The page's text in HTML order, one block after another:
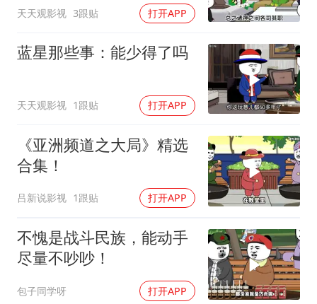
消费新图景｜多举措提升消费体验 释放夏日经济活力
奋进开新局 实干挑大梁
天天观影视 3跟贴 打开APP
蓝星那些事：能少得了吗
天天观影视 1跟贴 打开APP
《亚洲频道之大局》精选
合集！
吕新说影视 1跟贴 打开APP
不愧是战斗民族，能动手
尽量不吵吵！
包子同学呀 打开APP